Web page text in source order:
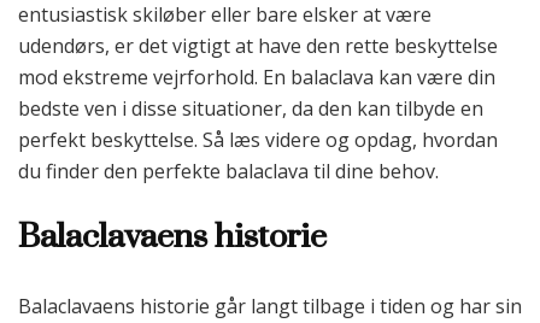
entusiastisk skiløber eller bare elsker at være
udendørs, er det vigtigt at have den rette beskyttelse
mod ekstreme vejrforhold. En balaclava kan være din
bedste ven i disse situationer, da den kan tilbyde en
perfekt beskyttelse. Så læs videre og opdag, hvordan
du finder den perfekte balaclava til dine behov.
Balaclavaens historie
Balaclavaens historie går langt tilbage i tiden og har sin